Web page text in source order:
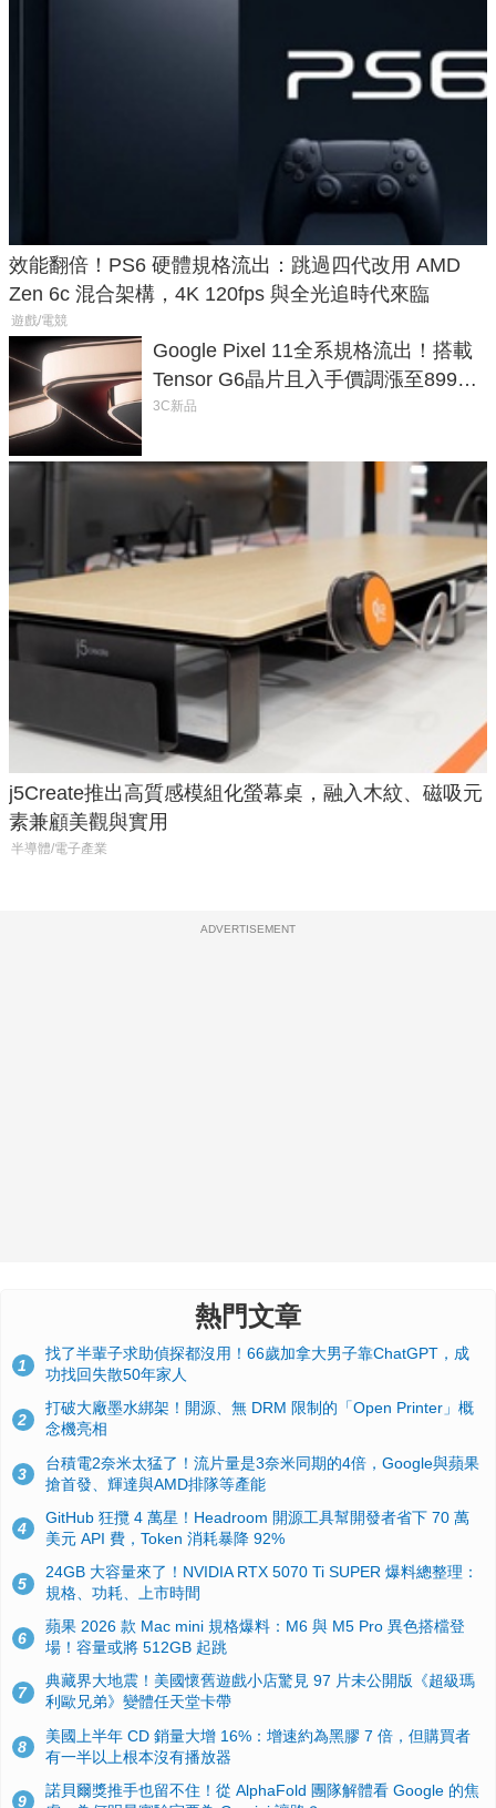
效能翻倍！PS6 硬體規格流出：跳過四代改用 AMD
Zen 6c 混合架構，4K 120fps 與全光追時代來臨
遊戲/電競
Google Pixel 11全系規格流出！搭載
Tensor G6晶片且入手價調漲至899美
元
3C新品
j5Create推出高質感模組化螢幕桌，融入木紋、磁吸元
素兼顧美觀與實用
半導體/電子產業
ADVERTISEMENT
熱門文章
1
找了半輩子求助偵探都沒用！66歲加拿大男子靠ChatGPT，成
功找回失散50年家人
2
打破大廠墨水綁架！開源、無 DRM 限制的「Open Printer」概
念機亮相
3
台積電2奈米太猛了！流片量是3奈米同期的4倍，Google與蘋果
搶首發、輝達與AMD排隊等產能
4
GitHub 狂攬 4 萬星！Headroom 開源工具幫開發者省下 70 萬
美元 API 費，Token 消耗暴降 92%
5
24GB 大容量來了！NVIDIA RTX 5070 Ti SUPER 爆料總整理：
規格、功耗、上市時間
6
蘋果 2026 款 Mac mini 規格爆料：M6 與 M5 Pro 異色搭檔登
場！容量或將 512GB 起跳
7
典藏界大地震！美國懷舊遊戲小店驚見 97 片未公開版《超級瑪
利歐兄弟》變體任天堂卡帶
8
美國上半年 CD 銷量大增 16%：增速約為黑膠 7 倍，但購買者
有一半以上根本沒有播放器
9
諾貝爾獎推手也留不住！從 AlphaFold 團隊解體看 Google 的焦